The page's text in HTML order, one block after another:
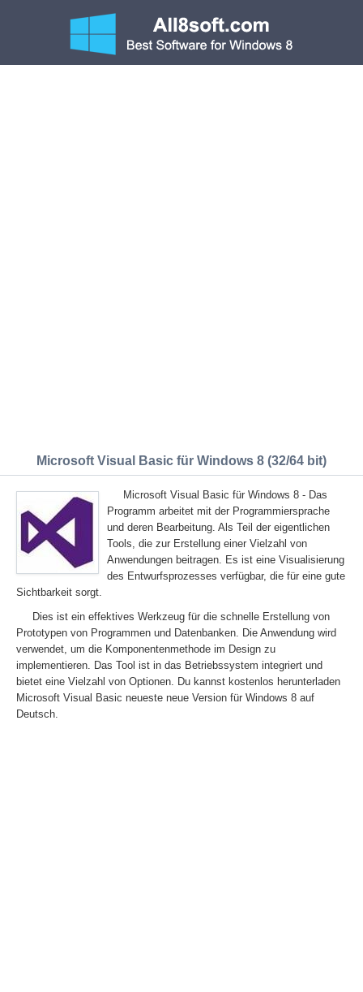
Microsoft Visual Basic für Windows 8 (32/64 bit)
Microsoft Visual Basic für Windows 8 - Das
Programm arbeitet mit der Programmiersprache
und deren Bearbeitung. Als Teil der eigentlichen
Tools, die zur Erstellung einer Vielzahl von
Anwendungen beitragen. Es ist eine Visualisierung
des Entwurfsprozesses verfügbar, die für eine gute
Sichtbarkeit sorgt.
Dies ist ein effektives Werkzeug für die schnelle Erstellung von
Prototypen von Programmen und Datenbanken. Die Anwendung wird
verwendet, um die Komponentenmethode im Design zu
implementieren. Das Tool ist in das Betriebssystem integriert und
bietet eine Vielzahl von Optionen. Du kannst kostenlos herunterladen
Microsoft Visual Basic neueste neue Version für Windows 8 auf
Deutsch.